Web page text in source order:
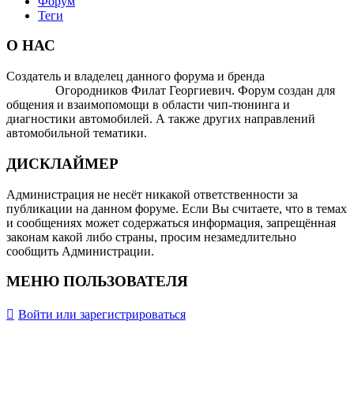
Теги
О НАС
Создатель и владелец данного форума и бренда
Огородников Филат Георгиевич. Форум создан для
общения и взаимопомощи в области чип-тюнинга и
диагностики автомобилей. А также других направлений
автомобильной тематики.
ДИСКЛАЙМЕР
Администрация не несёт никакой ответственности за
публикации на данном форуме. Если Вы считаете, что в темах
и сообщениях может содержаться информация, запрещённая
законам какой либо страны, просим незамедлительно
сообщить Администрации.
МЕНЮ ПОЛЬЗОВАТЕЛЯ
Войти или зарегистрироваться